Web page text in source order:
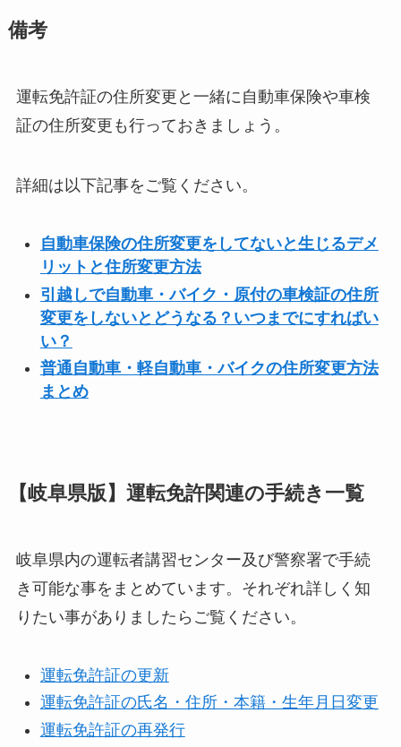
備考
運転免許証の住所変更と一緒に自動車保険や車検
証の住所変更も行っておきましょう。
詳細は以下記事をご覧ください。
自動車保険の住所変更をしてないと生じるデメ
リットと住所変更方法
引越しで自動車・バイク・原付の車検証の住所
変更をしないとどうなる？いつまでにすればい
い？
普通自動車・軽自動車・バイクの住所変更方法
まとめ
【岐阜県版】運転免許関連の手続き一覧
岐阜県内の運転者講習センター及び警察署で手続
き可能な事をまとめています。それぞれ詳しく知
りたい事がありましたらご覧ください。
運転免許証の更新
運転免許証の氏名・住所・本籍・生年月日変更
運転免許証の再発行